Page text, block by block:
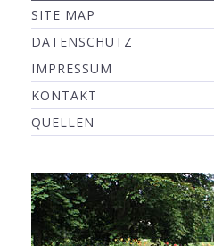
SITE MAP
DATENSCHUTZ
IMPRESSUM
KONTAKT
QUELLEN